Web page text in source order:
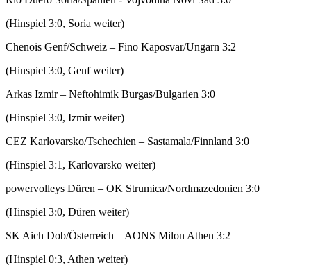
(Hinspiel 3:0, Soria weiter)
Chenois Genf/Schweiz – Fino Kaposvar/Ungarn 3:2
(Hinspiel 3:0, Genf weiter)
Arkas Izmir – Neftohimik Burgas/Bulgarien 3:0
(Hinspiel 3:0, Izmir weiter)
CEZ Karlovarsko/Tschechien – Sastamala/Finnland 3:0
(Hinspiel 3:1, Karlovarsko weiter)
powervolleys Düren – OK Strumica/Nordmazedonien 3:0
(Hinspiel 3:0, Düren weiter)
SK Aich Dob/Österreich – AONS Milon Athen 3:2
(Hinspiel 0:3, Athen weiter)